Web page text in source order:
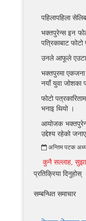
पहिलापहिला
भक्तपुरेन्स इन
पत्रिकाबाट
उनले आफूले एउटा
भक्तपुरमा एकजना
नयाँ युवा जोशका
फोटो
भनाइ थियो ।
आयोजक भक्तपुरेन्स
उद्देश्य रहेको
अन्तिम पटक
कुनै सल्लाह,
प्रतिक्रिया दिनुहोस्
सम्बन्धित समाचार